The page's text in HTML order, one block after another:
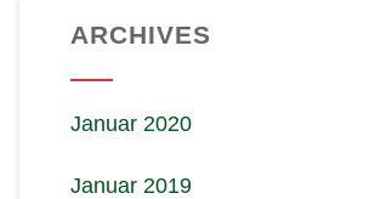
ARCHIVES
Januar 2020
Januar 2019